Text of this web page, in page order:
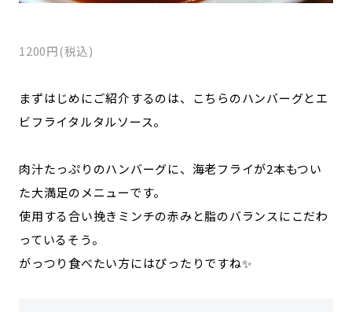
1200円(税込)
まずはじめにご紹介するのは、こちらのハンバーグとエ
ビフライタルタルソース。
肉汁たっぷりのハンバーグに、海老フライが2本もつい
た大満足のメニューです。
使用する合い挽きミンチの赤みと脂のバランスにこだわ
っているそう。
がっつり食べたい方にはぴったりですね✨